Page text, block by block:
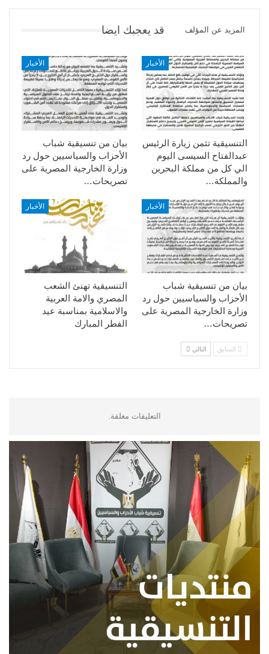
قد يعجبك ايضا المزيد عن المؤلف
الأخبار
بيان من تنسيقية شباب
الأحزاب والسياسيين حول رد
وزارة الخارجية المصرية على
تصريحات…
الأخبار
التنسيقية تثمن زيارة الرئيس
عبدالفتاح السيسى اليوم
الي كل من مملكة البحرين
والمملكة…
الأخبار
التنسيقية تهنئ الشعب
المصري والامة العربية
والاسلامية بمناسبة عيد
الفطر المبارك
الأخبار
بيان من تنسيقية شباب
الأحزاب والسياسيين حول رد
وزارة الخارجية المصرية على
تصريحات…
السابق التالي
التعليقات مغلقة.